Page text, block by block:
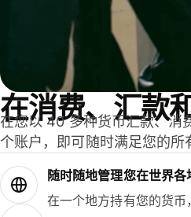
在消费、汇款
在您以 40 多种货币汇款、消
个账户，即可随时满足您的所
随时随地管理您在世界各
在一个地方持有您的货币